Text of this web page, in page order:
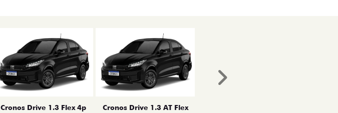
Cronos Drive 1.3 Flex 4p
Cronos Drive 1.3 AT Flex
Próximo